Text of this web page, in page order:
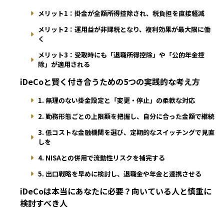
メリット1：掛金が全額所得控除され、税負担を直接軽減
メリット2：運用益が非課税となり、複利効果が最大限に働
く
メリット3：受取時にも「退職所得控除」や「公的年金控
除」が適用される
iDeCoと賢く付き合うための5つの実践的な考え方
1. 無理のない掛金設定と「変更・停止」の柔軟な対応
2. 勤務形態ごとの上限額を把握し、自分に合った金額で継続
3. 低コストな金融機関を選び、定期的なスイッチングで見直
しを
4. NISAとの併用で流動性リスクを補完する
5. 出口戦略を早めに検討し、退職金や年金と連携させる
iDeCoは本当にあなたに必要？向いている人と慎重に
検討すべき人